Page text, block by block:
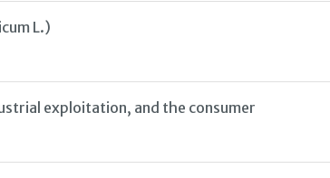
L.)
exploitation, and the consumer